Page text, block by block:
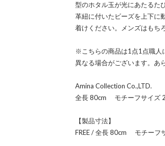
型のホタル玉が光にあたるた
革紐に付いたビーズを上下に
着けください。メンズはもち
※こちらの商品は1点1点職人
異なる場合がございます。あ
Amina Collection Co.,LTD.
全長 80cm モチーフサイズ
【製品寸法】
FREE / 全長 80cm モチーフ